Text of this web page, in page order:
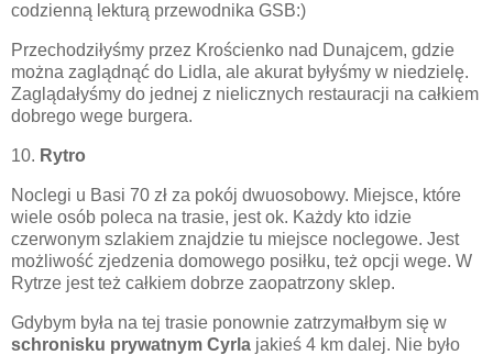
codzienną lekturą przewodnika GSB:)
Przechodziłyśmy przez Krościenko nad Dunajcem, gdzie
można zaglądnąć do Lidla, ale akurat byłyśmy w niedzielę.
Zaglądałyśmy do jednej z nielicznych restauracji na całkiem
dobrego wege burgera.
10. Rytro
Noclegi u Basi 70 zł za pokój dwuosobowy. Miejsce, które
wiele osób poleca na trasie, jest ok. Każdy kto idzie
czerwonym szlakiem znajdzie tu miejsce noclegowe. Jest
możliwość zjedzenia domowego posiłku, też opcji wege. W
Rytrze jest też całkiem dobrze zaopatrzony sklep.
Gdybym była na tej trasie ponownie zatrzymałbym się w
schronisku prywatnym Cyrla jakieś 4 km dalej. Nie było